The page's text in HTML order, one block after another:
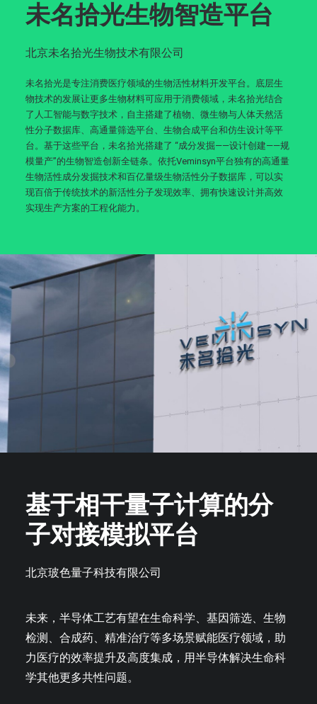
未名拾光生物智造平台
北京未名拾光生物技术有限公司
未名拾光是专注消费医疗领域的生物活性材料开发平台。底层生
物技术的发展让更多生物材料可应用于消费领域，未名拾光结合
了人工智能与数字技术，自主搭建了植物、微生物与人体天然活
性分子数据库、高通量筛选平台、生物合成平台和仿生设计等平
台。基于这些平台，未名拾光搭建了 “成分发掘——设计创建——规
模量产”的生物智造创新全链条。依托Veminsyn平台独有的高通量
生物活性成分发掘技术和百亿量级生物活性分子数据库，可以实
现百倍于传统技术的新活性分子发现效率、拥有快速设计并高效
实现生产方案的工程化能力。
基于相干量子计算的分
子对接模拟平台
北京玻色量子科技有限公司
未来，半导体工艺有望在生命科学、基因筛选、生物
检测、合成药、精准治疗等多场景赋能医疗领域，助
力医疗的效率提升及高度集成，用半导体解决生命科
学其他更多共性问题。